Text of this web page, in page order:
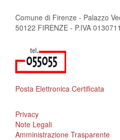
Comune di Firenze - Palazzo
50122 FIRENZE - P.IVA
Posta Elettronica Certificata
Privacy
Note Legali
Amministrazione Trasparente